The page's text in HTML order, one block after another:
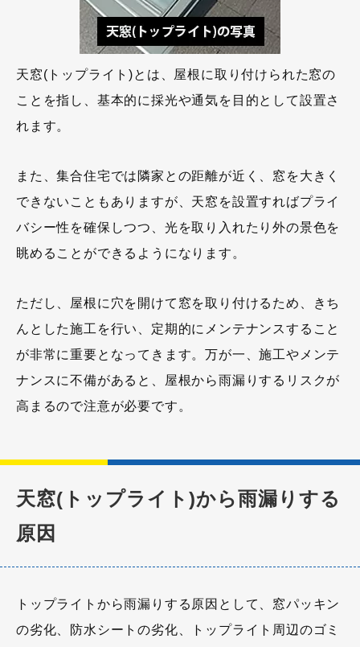
天窓(トップライト)とは、屋根に取り付けられた窓の
ことを指し、基本的に採光や通気を目的として設置さ
れます。
また、集合住宅では隣家との距離が近く、窓を大きく
できないこともありますが、天窓を設置すればプライ
バシー性を確保しつつ、光を取り入れたり外の景色を
眺めることができるようになります。
ただし、屋根に穴を開けて窓を取り付けるため、きち
んとした施工を行い、定期的にメンテナンスすること
が非常に重要となってきます。万が一、施工やメンテ
ナンスに不備があると、屋根から雨漏りするリスクが
高まるので注意が必要です。
天窓(トップライト)から雨漏りする
原因
トップライトから雨漏りする原因として、窓パッキン
の劣化、防水シートの劣化、トップライト周辺のゴミ